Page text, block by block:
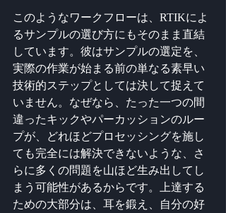
このようなワークフローは、RTIKによ
るサンプルの選び方にもそのまま直結
しています。彼はサンプルの選定を、
実際の作業が始まる前の単なる素早い
技術的ステップとしては決して捉えて
いません。なぜなら、たった一つの間
違ったキックやパーカッションのルー
プが、どれほどプロセッシングを施し
ても完全には解決できないような、さ
らに多くの問題を山ほど生み出してし
まう可能性があるからです。上達する
ための大部分は、耳を鍛え、自分の好